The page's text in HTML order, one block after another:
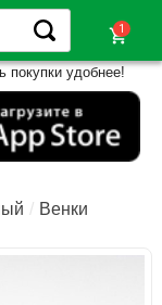
shopping_cart
покупки удобнее!
Венки